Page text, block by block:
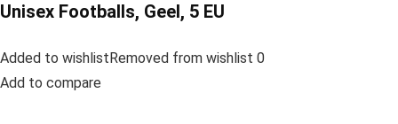
Unisex Footballs, Geel, 5 EU
Added to wishlistRemoved from wishlist 0
Add to compare